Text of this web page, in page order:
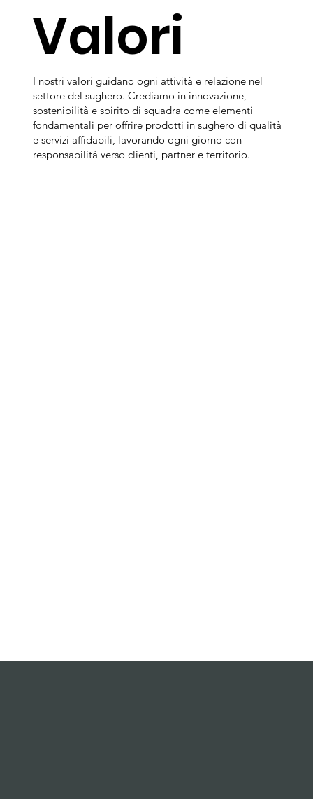
Valori
I nostri valori guidano ogni attività e relazione nel
settore del sughero. Crediamo in innovazione,
sostenibilità e spirito di squadra come elementi
fondamentali per offrire prodotti in sughero di qualità
e servizi affidabili, lavorando ogni giorno con
responsabilità verso clienti, partner e territorio.